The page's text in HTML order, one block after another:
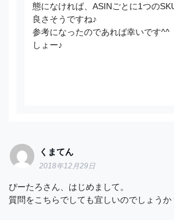
態になければ、ASINごとに1つの
良さそうですね♪
参考になったのであれば幸いです
しょー♪
くまてん
2018年12月29日
ぴーたろさん、はじめまして。
質問をこちらでしても宜しいのでしょうか